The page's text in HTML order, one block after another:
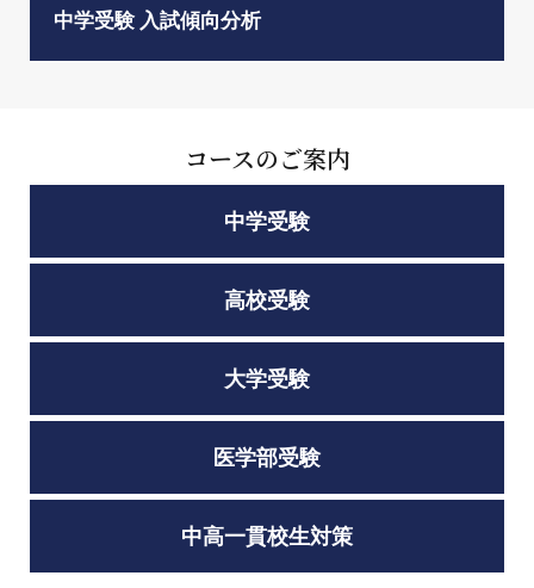
中学受験 入試傾向分析
コースのご案内
中学受験
高校受験
大学受験
医学部受験
中高一貫校生対策